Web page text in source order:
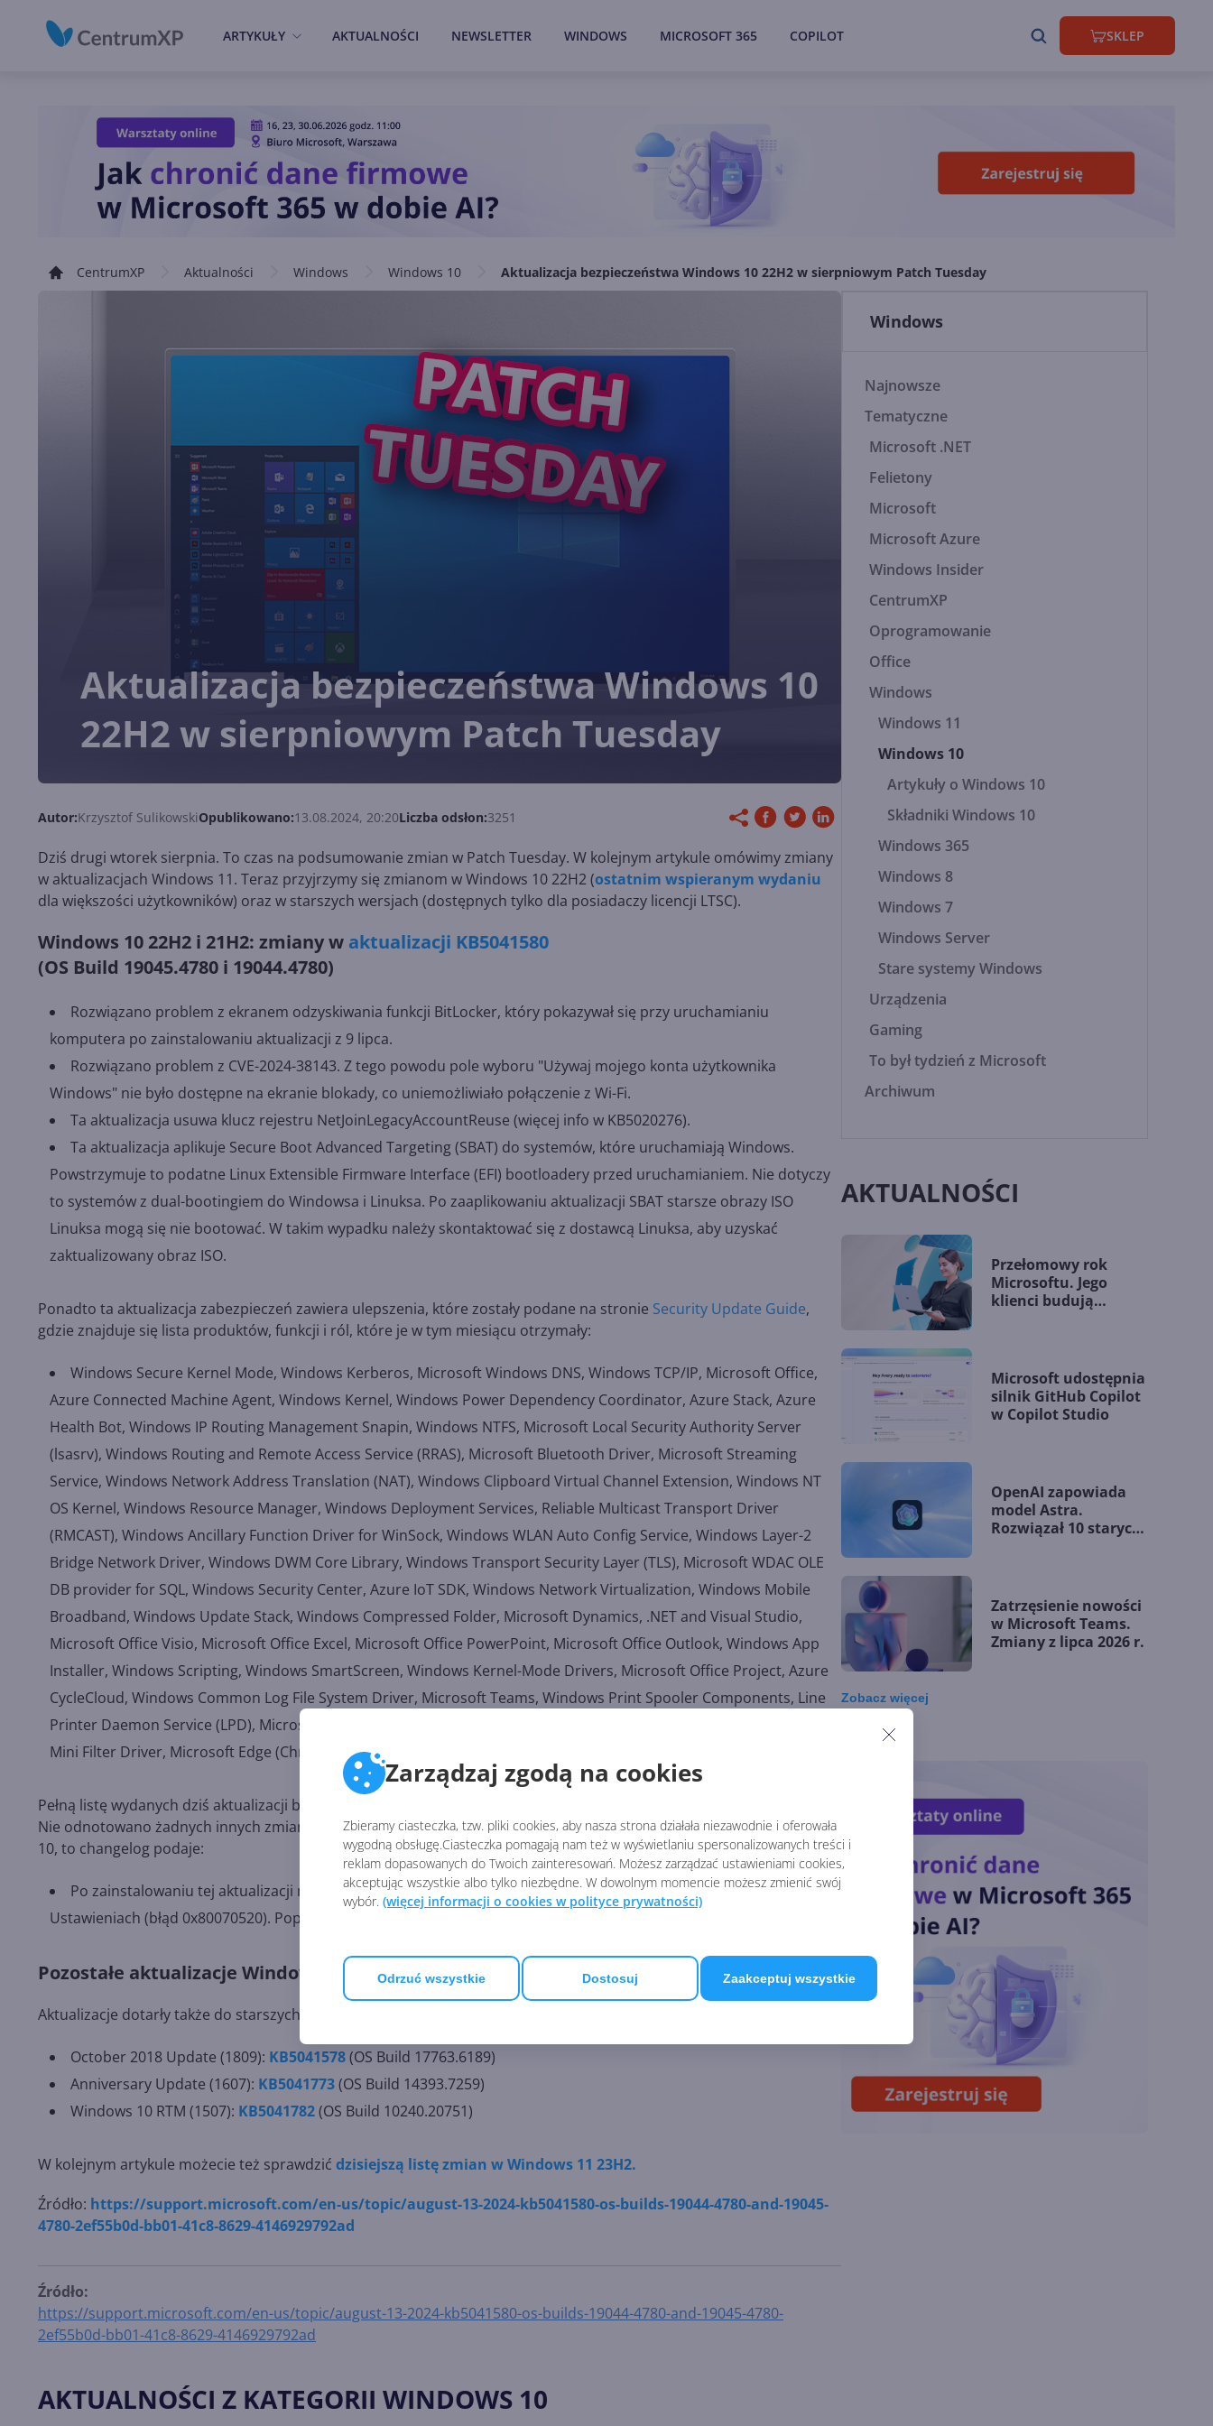
Zarządzaj zgodą na cookies
Zbieramy ciasteczka, tzw. pliki cookies, aby nasza strona działała niezawodnie i oferowała
wygodną obsługę.Ciasteczka pomagają nam też w wyświetlaniu spersonalizowanych treści i
reklam dopasowanych do Twoich zainteresowań. Możesz zarządzać ustawieniami cookies,
akceptując wszystkie albo tylko niezbędne. W dowolnym momencie możesz zmienić swój
wybór. (więcej informacji o cookies w polityce prywatności)
Odrzuć wszystkie Dostosuj Zaakceptuj wszystkie
ARTYKUŁY AKTUALNOŚCI NEWSLETTER WINDOWS MICROSOFT 365 COPILOT SKLEP
CentrumXP Aktualności Windows Windows 10 Aktualizacja bezpieczeństwa Windows 10 22H2 w sierpniowym Patch Tuesday
Aktualizacja bezpieczeństwa Windows 10
22H2 w sierpniowym Patch Tuesday
Autor:Krzysztof SulikowskiOpublikowano:13.08.2024, 20:20Liczba odsłon:3251
Dziś drugi wtorek sierpnia. To czas na podsumowanie zmian w Patch Tuesday. W kolejnym artykule omówimy zmiany
w aktualizacjach Windows 11. Teraz przyjrzymy się zmianom w Windows 10 22H2 (ostatnim wspieranym wydaniu
dla większości użytkowników) oraz w starszych wersjach (dostępnych tylko dla posiadaczy licencji LTSC).
Windows 10 22H2 i 21H2: zmiany w aktualizacji KB5041580
(OS Build 19045.4780 i 19044.4780)
Rozwiązano problem z ekranem odzyskiwania funkcji BitLocker, który pokazywał się przy uruchamianiu
komputera po zainstalowaniu aktualizacji z 9 lipca.
Rozwiązano problem z CVE-2024-38143. Z tego powodu pole wyboru "Używaj mojego konta użytkownika
Windows" nie było dostępne na ekranie blokady, co uniemożliwiało połączenie z Wi-Fi.
Ta aktualizacja usuwa klucz rejestru NetJoinLegacyAccountReuse (więcej info w KB5020276).
Ta aktualizacja aplikuje Secure Boot Advanced Targeting (SBAT) do systemów, które uruchamiają Windows.
Powstrzymuje to podatne Linux Extensible Firmware Interface (EFI) bootloadery przed uruchamianiem. Nie dotyczy
to systemów z dual-bootingiem do Windowsa i Linuksa. Po zaaplikowaniu aktualizacji SBAT starsze obrazy ISO
Linuksa mogą się nie bootować. W takim wypadku należy skontaktować się z dostawcą Linuksa, aby uzyskać
zaktualizowany obraz ISO.
Ponadto ta aktualizacja zabezpieczeń zawiera ulepszenia, które zostały podane na stronie Security Update Guide,
gdzie znajduje się lista produktów, funkcji i ról, które je w tym miesiącu otrzymały:
Windows Secure Kernel Mode, Windows Kerberos, Microsoft Windows DNS, Windows TCP/IP, Microsoft Office,
Azure Connected Machine Agent, Windows Kernel, Windows Power Dependency Coordinator, Azure Stack, Azure
Health Bot, Windows IP Routing Management Snapin, Windows NTFS, Microsoft Local Security Authority Server
(lsasrv), Windows Routing and Remote Access Service (RRAS), Microsoft Bluetooth Driver, Microsoft Streaming
Service, Windows Network Address Translation (NAT), Windows Clipboard Virtual Channel Extension, Windows NT
OS Kernel, Windows Resource Manager, Windows Deployment Services, Reliable Multicast Transport Driver
(RMCAST), Windows Ancillary Function Driver for WinSock, Windows WLAN Auto Config Service, Windows Layer-2
Bridge Network Driver, Windows DWM Core Library, Windows Transport Security Layer (TLS), Microsoft WDAC OLE
DB provider for SQL, Windows Security Center, Azure IoT SDK, Windows Network Virtualization, Windows Mobile
Broadband, Windows Update Stack, Windows Compressed Folder, Microsoft Dynamics, .NET and Visual Studio,
Microsoft Office Visio, Microsoft Office Excel, Microsoft Office PowerPoint, Microsoft Office Outlook, Windows App
Installer, Windows Scripting, Windows SmartScreen, Windows Kernel-Mode Drivers, Microsoft Office Project, Azure
CycleCloud, Windows Common Log File System Driver, Microsoft Teams, Windows Print Spooler Components, Line
Printer Daemon Service (LPD), Microsoft Copilot Studio, Windows Mark of the Web (MOTW), Windows Cloud Files
Mini Filter Driver, Microsoft Edge (Chromium-based), Windows Initial Machine Configuration.
Pełną listę wydanych dziś aktualizacji bezpieczeństwa można sprawdzić na stronie
Nie odnotowano żadnych innych zmian. Jeśli zaś chodzi o znane problemy w wyżej wymienionej aktualizacji Windows
10, to changelog podaje:
Po zainstalowaniu tej aktualizacji możesz nie być w stanie zmienić swojego zdjęcia profilowego konta w
Ustawieniach (błąd 0x80070520). Poprawka powinna nadejść w kolejnym wydaniu.
Pozostałe aktualizacje Windows 10
Aktualizacje dotarły także do starszych wersji
October 2018 Update (1809): KB5041578(OS Build 17763.6189)
Anniversary Update (1607): KB5041773(OS Build 14393.7259)
Windows 10 RTM (1507): KB5041782(OS Build 10240.20751)
W kolejnym artykule możecie też sprawdzić dzisiejszą listę zmian w Windows 11 23H2.
Źródło: https://support.microsoft.com/en-us/topic/august-13-2024-kb5041580-os-builds-19044-4780-and-19045-
4780-2ef55b0d-bb01-41c8-8629-4146929792ad
Źródło:
https://support.microsoft.com/en-us/topic/august-13-2024-kb5041580-os-builds-19044-4780-and-19045-4780-
2ef55b0d-bb01-41c8-8629-4146929792ad
AKTUALNOŚCI Z KATEGORII WINDOWS 10
Windows
Najnowsze
Tematyczne
Microsoft .NET
Felietony
Microsoft
Microsoft Azure
Windows Insider
CentrumXP
Oprogramowanie
Office
Windows
Windows 11
Windows 10
Artykuły o Windows 10
Składniki Windows 10
Windows 365
Windows 8
Windows 7
Windows Server
Stare systemy Windows
Urządzenia
Gaming
To był tydzień z Microsoft
Archiwum
AKTUALNOŚCI
Przełomowy rok
Microsoftu. Jego
klienci budują
Microsoft udostępnia
silnik GitHub Copilot
w Copilot Studio
OpenAI zapowiada
model Astra.
Rozwiązał 10 starych
Zatrzęsienie nowości
w Microsoft Teams.
Zmiany z lipca 2026 r.
OpenAI tnie ceny
modeli GPT-5.6.
Odpowiedź na presję
Chin
chmury. Microsoft
ogłasza znakomite
wyniki i
superaplikację
Sztuczna inteligencja
wspiera odkrycia
naukowe. OpenAI
startuje z nowym
Zobaczwięcej